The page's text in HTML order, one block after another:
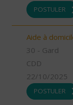
POSTULER
Aide à
30 - Gard
CDD
22/10/2025
POSTULER